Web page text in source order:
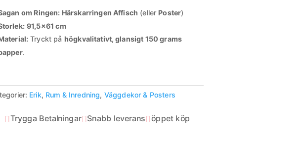
om Ringen: Härskarringen Affisch (eller Poster)
91,5×61 cm
Tryckt på högkvalitativt, glansigt 150 grams
.
Erik, Rum & Inredning Väggdekor & Posters
Trygga BetalningarSnabb leveransöppet köp